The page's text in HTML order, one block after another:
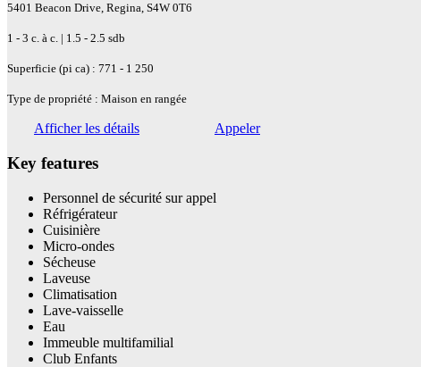
5401 Beacon Drive, Regina, S4W 0T6
1 - 3 c. à c. | 1.5 - 2.5 sdb
Superficie (pi ca) : 771 - 1 250
Type de propriété : Maison en rangée
Afficher les détails Appeler
Key features
Personnel de sécurité sur appel
Réfrigérateur
Cuisinière
Micro-ondes
Sécheuse
Laveuse
Climatisation
Lave-vaisselle
Eau
Immeuble multifamilial
Club Enfants